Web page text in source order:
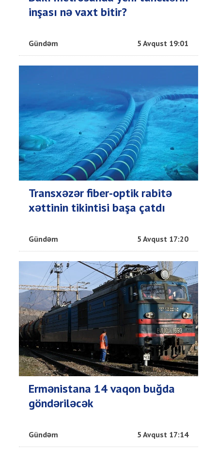
inşası nə vaxt bitir?
Gündəm 5 Avqust 19:01
Transxəzər fiber-optik rabitə
xəttinin tikintisi başa çatdı
Gündəm 5 Avqust 17:20
Ermənistana 14 vaqon buğda
göndəriləcək
Gündəm 5 Avqust 17:14